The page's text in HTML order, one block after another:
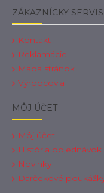
ZÁKAZNÍCKY SERVIS
Kontakt
Reklamácie
Mapa stránok
Výrobcovia
MÔJ ÚČET
Môj účet
História objednávok
Novinky
Darčekové